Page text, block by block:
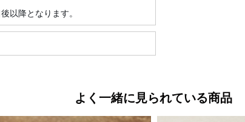
以降となります。
よく一緒に見られている商品